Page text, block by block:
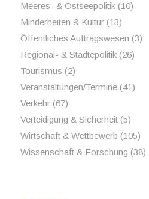
Meeres- & Ostseepolitik(10)
Minderheiten & Kultur(13)
Öffentliches Auftragswesen (3)
Regional- & Städtepolitik(26)
Tourismus (2)
Veranstaltungen/Termine(41)
Verkehr(67)
Verteidigung & Sicherheit(5)
Wirtschaft & Wettbewerb (105)
Wissenschaft & Forschung (38)